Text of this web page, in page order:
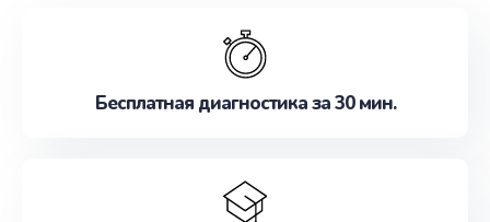
Бесплатная диагностика за 30 мин.